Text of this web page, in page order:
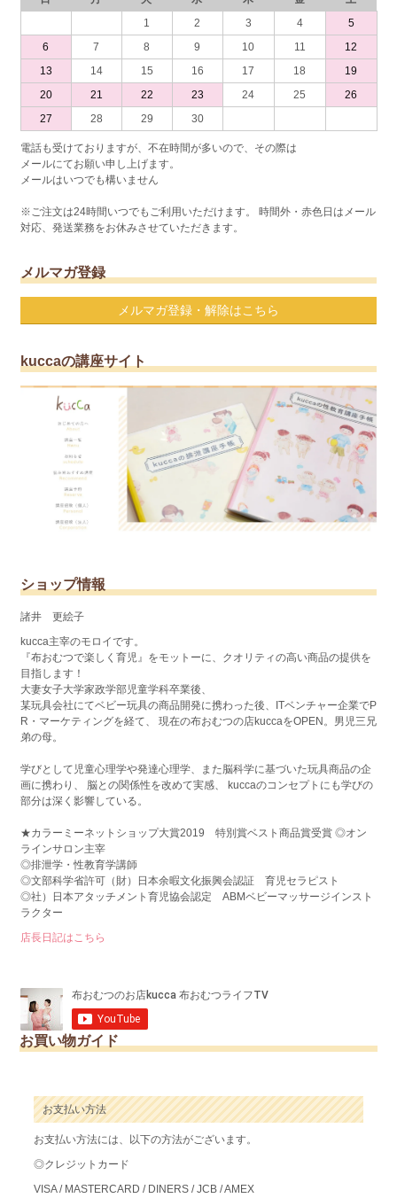
1
2 3 4
5
6
7 8 9 10 11
12
13
14 15 16 17 18
19
20
21 22 23 24 25
26
27
28 29 30
電話も受けておりますが、不在時間が多いので、その際は
メールにてお願い申し上げます。
メールはいつでも構いません
※ご注文は24時間いつでもご利用いただけます。 時間外・赤色日はメール
対応、発送業務をお休みさせていただきます。
メルマガ登録
メルマガ登録・解除はこちら
kuccaの講座サイト
ショップ情報
諸井 更絵子
kucca主宰のモロイです。
『布おむつで楽しく育児』をモットーに、クオリティの高い商品の提供を
目指します！
大妻女子大学家政学部児童学科卒業後、
某玩具会社にてベビー玩具の商品開発に携わった後、ITベンチャー企業でP
R・マーケティングを経て、 現在の布おむつの店kuccaをOPEN。男児三兄
弟の母。
学びとして児童心理学や発達心理学、また脳科学に基づいた玩具商品の企
画に携わり、 脳との関係性を改めて実感、 kuccaのコンセプトにも学びの
部分は深く影響している。
★カラーミーネットショップ大賞2019 特別賞ベスト商品賞受賞 ◎オン
ラインサロン主宰
◎排泄学・性教育学講師
◎文部科学省許可（財）日本余暇文化振興会認証 育児セラピスト
◎社）日本アタッチメント育児協会認定 ABMベビーマッサージインスト
ラクター
店長日記はこちら
お買い物ガイド
お支払い方法
お支払い方法には、以下の方法がございます。
◎クレジットカード
VISA / MASTERCARD / DINERS / JCB / AMEX